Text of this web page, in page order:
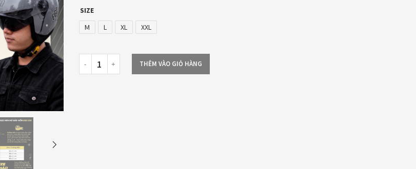
SIZE
M
L XL XXL
THÊM VÀO GIỎ HÀNG